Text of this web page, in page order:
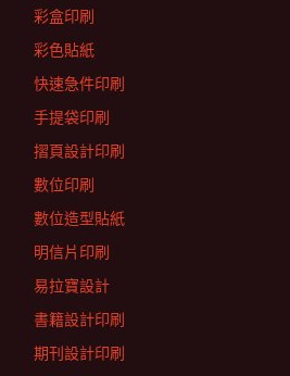
彩盒印刷
彩色貼紙
快速急件印刷
手提袋印刷
摺頁設計印刷
數位印刷
數位造型貼紙
明信片印刷
易拉寶設計
書籍設計印刷
期刊設計印刷